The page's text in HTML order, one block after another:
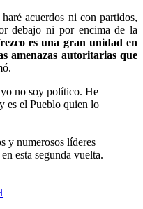
acuerdos ni con partidos,
debajo ni por encima de la
es una gran unidad en
amenazas autoritarias que
no soy político. He
es el Pueblo quien lo
y numerosos líderes
esta segunda vuelta.